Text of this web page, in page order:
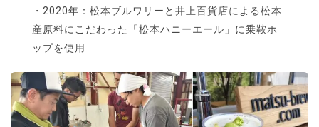
・2020年：松本ブルワリーと井上百貨店による松本
産原料にこだわった「松本ハニーエール」に乗鞍ホ
ップを使用